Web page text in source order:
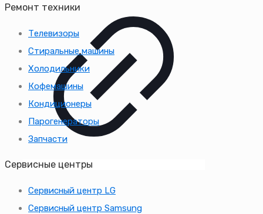
Ремонт техники
Телевизоры
Стиральные машины
Холодильники
Кофемашины
Кондиционеры
Парогенераторы
Запчасти
Сервисные центры
Сервисный центр LG
Сервисный центр Samsung